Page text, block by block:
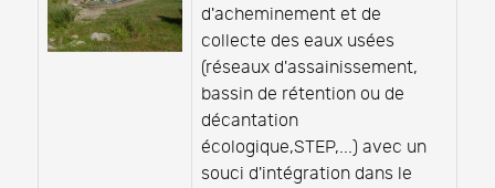
d'acheminement et de
collecte des eaux usées
(réseaux d'assainissement,
bassin de rétention ou de
décantation
écologique,STEP,...) avec un
souci d'intégration dans le